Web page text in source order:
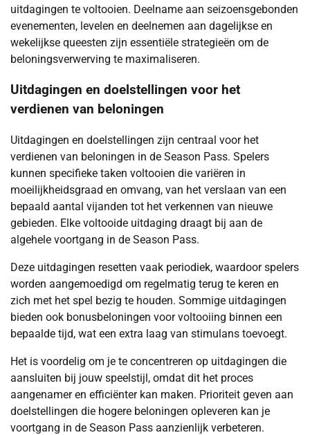
uitdagingen te voltooien. Deelname aan seizoensgebonden
evenementen, levelen en deelnemen aan dagelijkse en
wekelijkse queesten zijn essentiële strategieën om de
beloningsverwerving te maximaliseren.
Uitdagingen en doelstellingen voor het
verdienen van beloningen
Uitdagingen en doelstellingen zijn centraal voor het
verdienen van beloningen in de Season Pass. Spelers
kunnen specifieke taken voltooien die variëren in
moeilijkheidsgraad en omvang, van het verslaan van een
bepaald aantal vijanden tot het verkennen van nieuwe
gebieden. Elke voltooide uitdaging draagt bij aan de
algehele voortgang in de Season Pass.
Deze uitdagingen resetten vaak periodiek, waardoor spelers
worden aangemoedigd om regelmatig terug te keren en
zich met het spel bezig te houden. Sommige uitdagingen
bieden ook bonusbeloningen voor voltooiing binnen een
bepaalde tijd, wat een extra laag van stimulans toevoegt.
Het is voordelig om je te concentreren op uitdagingen die
aansluiten bij jouw speelstijl, omdat dit het proces
aangenamer en efficiënter kan maken. Prioriteit geven aan
doelstellingen die hogere beloningen opleveren kan je
voortgang in de Season Pass aanzienlijk verbeteren.